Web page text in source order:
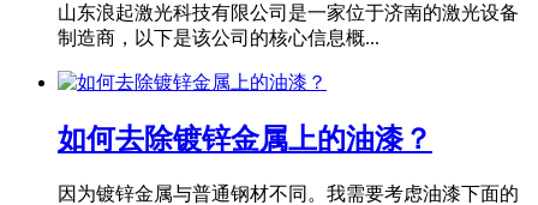
山东浪起激光科技有限公司是一家位于济南的激光设备
制造商，以下是该公司的核心信息概...
如何去除镀锌金属上的油漆？
因为镀锌金属与普通钢材不同。我需要考虑油漆下面的